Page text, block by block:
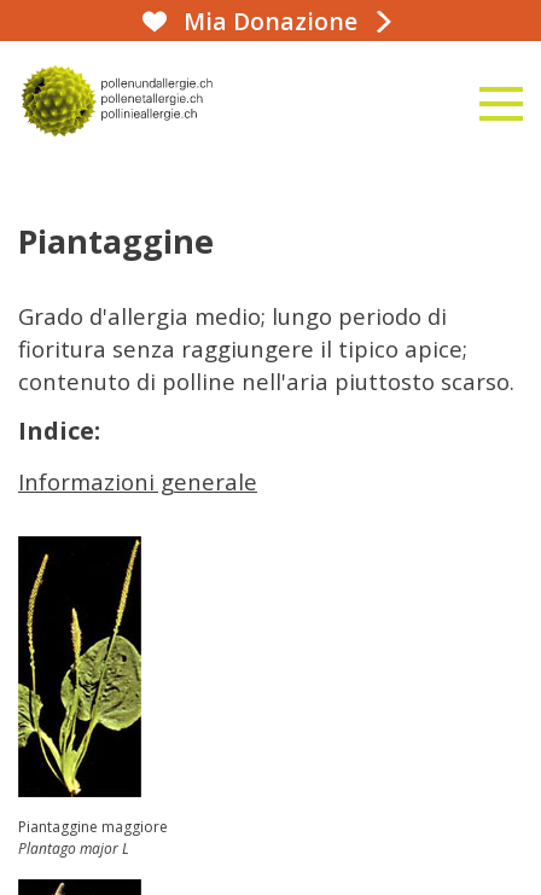
Mia Donazione
aha!infoline 031 359 90 50
Piantaggine
Grado d'allergia medio; lungo periodo di
fioritura senza raggiungere il tipico apice;
contenuto di polline nell'aria piuttosto scarso.
Indice:
Informazioni generale
Piantaggine maggiore
Plantago major L